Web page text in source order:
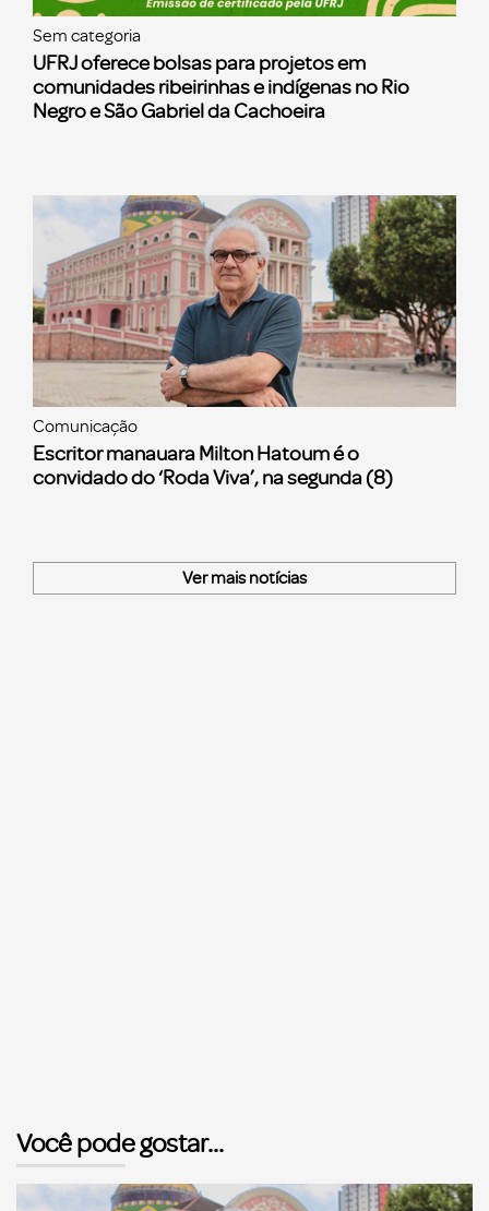
Sem categoria
UFRJ oferece bolsas para projetos em
comunidades ribeirinhas e indígenas no Rio
Negro e São Gabriel da Cachoeira
Comunicação
Escritor manauara Milton Hatoum é o
convidado do ‘Roda Viva’, na segunda (8)
Ver mais notícias
Você pode gostar...